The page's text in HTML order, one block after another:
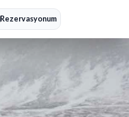
Rezervasyonum
%15